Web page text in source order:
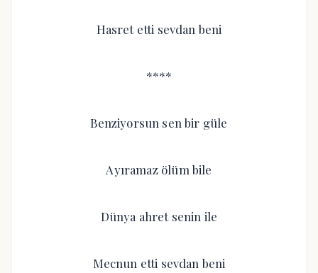
Hasret etti sevdan beni
****
Benziyorsun sen bir güle
Ayıramaz ölüm bile
Dünya ahret senin ile
Mecnun etti sevdan beni